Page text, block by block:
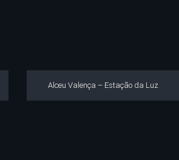
Alceu Valença – Estação da Luz